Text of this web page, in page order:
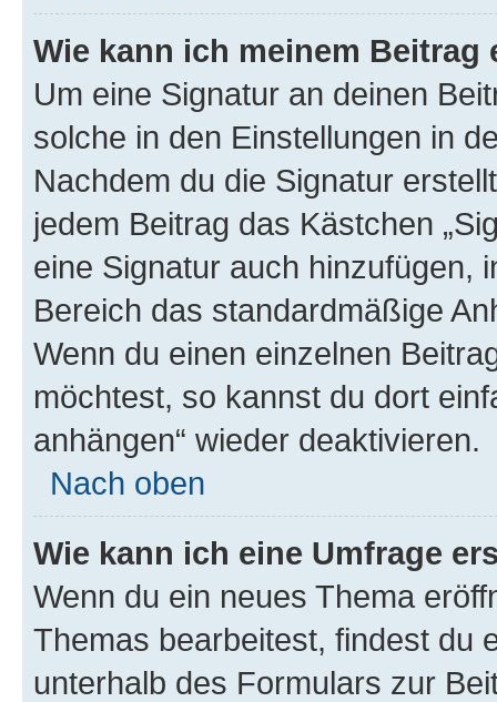
Wie kann ich meinem
Um eine Signatur an deinen
solche in den Einstellungen in
Nachdem du die Signatur
jedem Beitrag das Kästchen
eine Signatur auch hinzufügen,
Bereich das standardmäßige
Wenn du einen einzelnen
möchtest, so kannst du dort
anhängen“ wieder deaktivieren.
Nach oben
Wie kann ich eine Umfrage
Wenn du ein neues Thema
Themas bearbeitest, findest du
unterhalb des Formulars zur